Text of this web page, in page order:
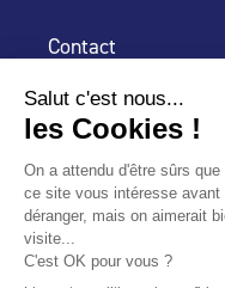
Contact
75 009 Paris
Nous suivre